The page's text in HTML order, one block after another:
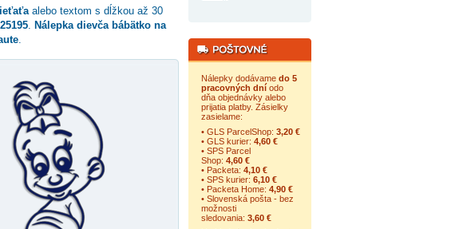
alebo textom s dĺžkou až 30
25195. Nálepka dievča bábätko na
.
Nálepky dodávame do 5
pracovných dníodo
dňa objednávky alebo
prijatia platby. Zásielky
zasielame:
• GLS ParcelShop: 3,20 €
• GLS kurier: 4,60 €
• SPS Parcel
Shop: 4,60 €
• Packeta: 4,10 €
• SPS kurier: 6,10 €
• Packeta Home: 4,90 €
• Slovenská pošta - bez
možnosti
sledovania: 3,60 €